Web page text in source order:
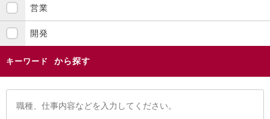
営業
開発
キーワード から探す